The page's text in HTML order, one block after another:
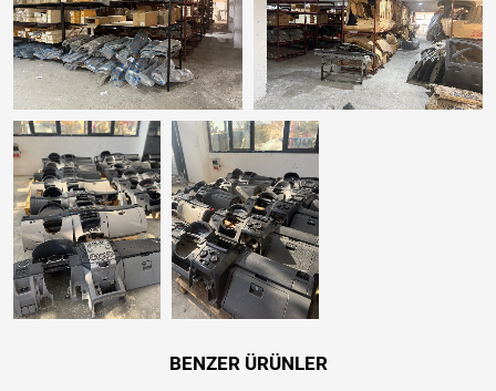
BENZER ÜRÜNLER